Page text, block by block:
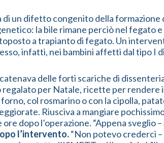
un difetto congenito della formazione
la bile rimane perciò nel fegato e
a trapianto di fegato. Un
infatti, nei bambini affetti dal tipo I
delle forti scariche di
per Natale, ricette per rendere
col rosmarino o con la cipolla,
Riusciva a mangiare
dopo l’operazione. “Appena sveglio
l’intervento.“Non potevo crederci